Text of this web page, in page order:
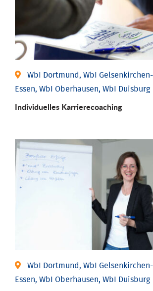
WbI Dortmund, WbI Gelsenkirchen-
Essen, WbI Oberhausen, WbI Duisburg
Individu­elles Karrierecoaching
WbI Dortmund, WbI Gelsenkirchen-
Essen, WbI Oberhausen, WbI Duisburg